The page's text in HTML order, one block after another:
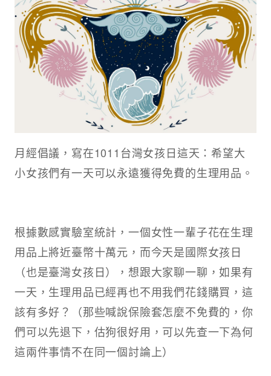
月經倡議，寫在1011台灣女孩日這天：希望大
小女孩們有一天可以永遠獲得免費的生理用品。
根據數感實驗室統計，一個女性一輩子花在生理
用品上將近臺幣十萬元，而今天是國際女孩日
（也是臺灣女孩日），想跟大家聊一聊，如果有
一天，生理用品已經再也不用我們花錢購買，這
該有多好？（那些喊說保險套怎麼不免費的，你
們可以先退下，估狗很好用，可以先查一下為何
這兩件事情不在同一個討論上）